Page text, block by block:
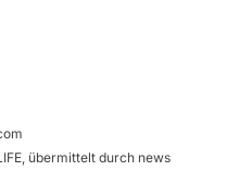
übermittelt durch news